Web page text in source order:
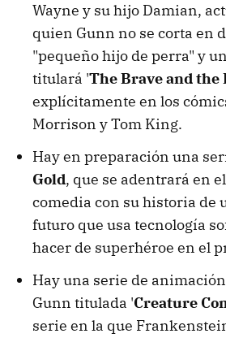
Wayne y su hijo Damian,
quien Gunn no se corta en
"pequeño hijo de perra" y
titulará 'The Brave and the
explícitamente en los
Morrison y Tom King.
Hay en preparación una
Gold, que se adentrará en
comedia con su historia de
futuro que usa tecnología
hacer de superhéroe en el
Hay una serie de
Gunn titulada 'Creature
serie en la que